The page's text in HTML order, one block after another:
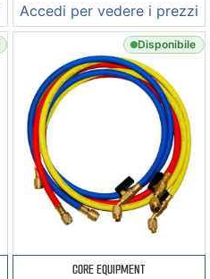
Accedi per vedere i prezzi
Disponibile
CORE EQUIPMENT